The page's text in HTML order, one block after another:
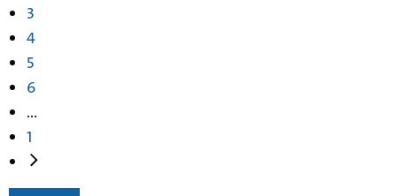
3
4
5
6
...
1